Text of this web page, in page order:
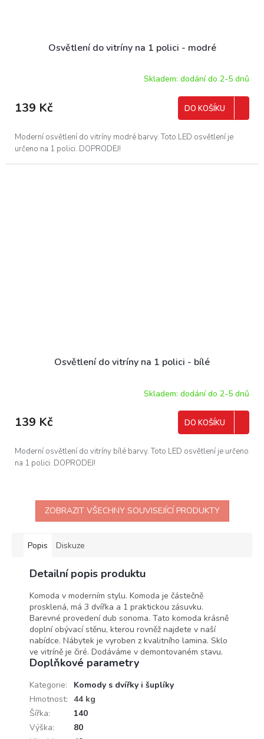
Osvětlení do vitríny na 1 polici - modré
Skladem: dodání do 2-5 dnů
139 Kč DO KOŠÍKU
Moderní osvětlení do vitríny modré barvy. Toto LED osvětlení je
určeno na 1 polici. DOPRODEJ!
Osvětlení do vitríny na 1 polici - bílé
Skladem: dodání do 2-5 dnů
139 Kč DO KOŠÍKU
Moderní osvětlení do vitríny bílé barvy. Toto LED osvětlení je určeno
na 1 polici. DOPRODEJ!
ZOBRAZIT VŠECHNY SOUVISEJÍCÍ PRODUKTY
Popis Diskuze
Detailní popis produktu
Komoda v moderním stylu. Komoda je částečně
prosklená, má 3 dvířka a 1 praktickou zásuvku.
Barevné provedení dub sonoma. Tato komoda krásně
doplní obývací stěnu, kterou rovněž najdete v naší
nabídce. Nábytek je vyroben z kvalitního lamina. Sklo
ve vitríně je čiré. Dodáváme v demontovaném stavu.
Doplňkové parametry
Kategorie:
Komody s dvířky i šuplíky
Hmotnost: 44 kg
Šířka:
140
Výška:
80